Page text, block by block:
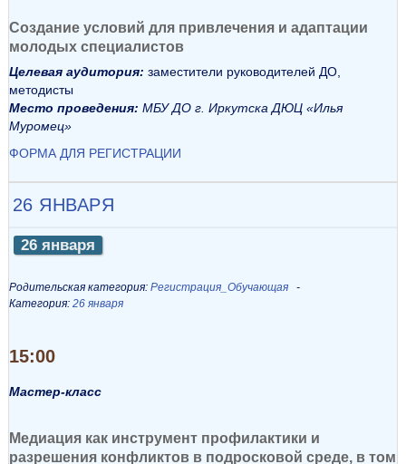
Создание условий для привлечения и адаптации
молодых специалистов
Целевая аудитория: заместители руководителей ДО,
методисты
Место проведения: МБУ ДО г. Иркутска ДЮЦ «Илья
Муромец»
ФОРМА ДЛЯ РЕГИСТРАЦИИ
26 ЯНВАРЯ
26 января
Родительская категория: Регистрация_Обучающая
Категория: 26 января
15:00
Мастер-класс
Медиация как инструмент профилактики и
разрешения конфликтов в подросковой среде, в том